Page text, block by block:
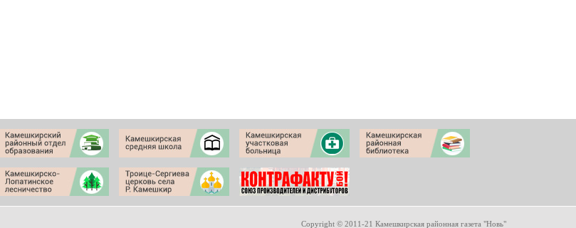
Copyright © 2011-21 Камешкирская районная газета "Новь"